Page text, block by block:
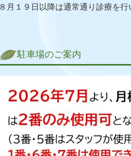
８月１９日以降は通常通り診療を行
駐車場のご案内